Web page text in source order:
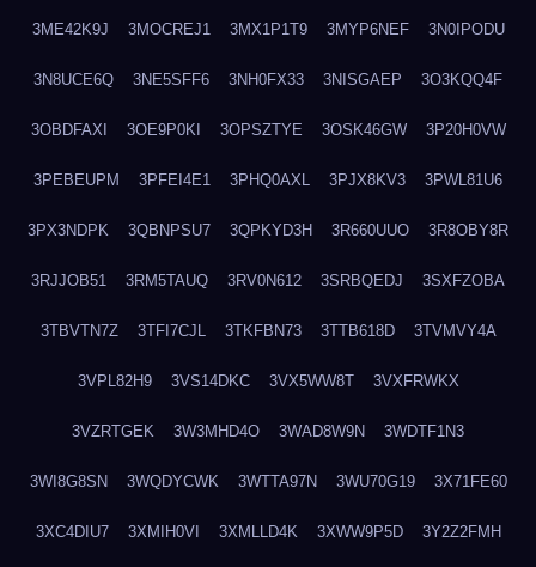
3ME42K9J 3MOCREJ1 3MX1P1T9 3MYP6NEF 3N0IPODU
3N8UCE6Q 3NE5SFF6 3NH0FX33 3NISGAEP 3O3KQQ4F
3OBDFAXI 3OE9P0KI 3OPSZTYE 3OSK46GW 3P20H0VW
3PEBEUPM 3PFEI4E1 3PHQ0AXL 3PJX8KV3 3PWL81U6
3PX3NDPK 3QBNPSU7 3QPKYD3H 3R660UUO 3R8OBY8R
3RJJOB51 3RM5TAUQ 3RV0N612 3SRBQEDJ 3SXFZOBA
3TBVTN7Z 3TFI7CJL 3TKFBN73 3TTB618D 3TVMVY4A
3VPL82H9 3VS14DKC 3VX5WW8T 3VXFRWKX
3VZRTGEK 3W3MHD4O 3WAD8W9N 3WDTF1N3
3WI8G8SN 3WQDYCWK 3WTTA97N 3WU70G19 3X71FE60
3XC4DIU7 3XMIH0VI 3XMLLD4K 3XWW9P5D 3Y2Z2FMH